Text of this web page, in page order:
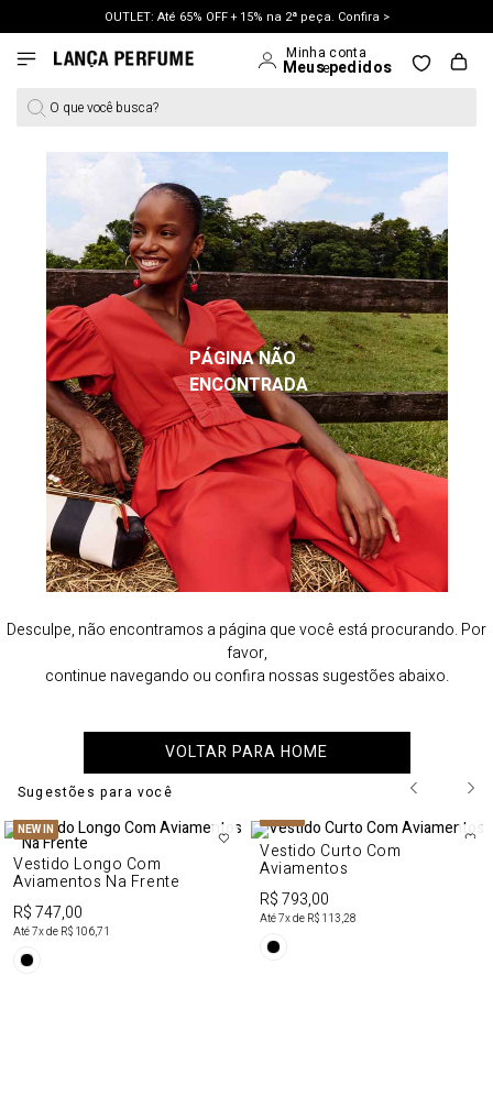
OUTLET: Até 65% OFF + 15% na 2ª peça. Confira >
O que você busca?
PÁGINA NÃO
ENCONTRADA
Desculpe, não encontramos a página que você está procurando. Por
favor,
continue navegando ou confira nossas sugestões abaixo.
VOLTAR PARA HOME
Sugestões para você
NEW IN
Vestido Longo Com
Aviamentos Na Frente
R$ 747,00
Até7x de R$ 106,71
NEW IN
Vestido Curto Com
Aviamentos
R$ 793,00
Até7x de R$ 113,28